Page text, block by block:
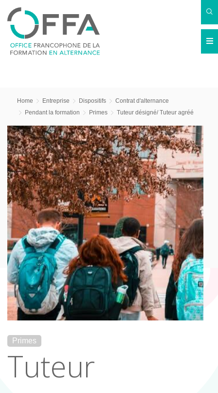
Home Entreprise Dispositifs
Contrat d'alternance
Pendant la formation
Primes Tuteur désigné/ Tuteur agréé
Primes
Tuteur